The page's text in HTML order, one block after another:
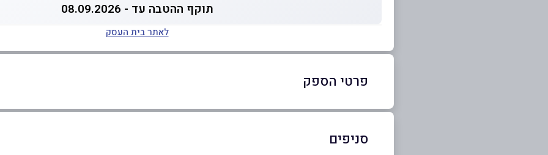
תוקף ההטבה עד - 08.09.2026
לאתר בית העסק
פרטי הספק
03-5522572
באתר
סניפים